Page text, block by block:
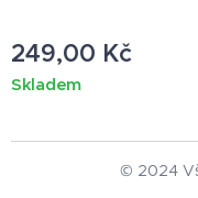
249,00 Kč
Skladem
© 2024